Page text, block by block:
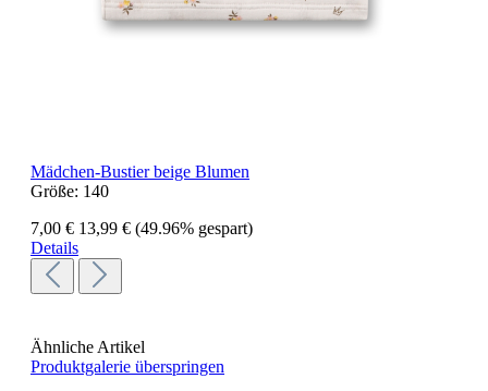
Mädchen-Bustier beige Blumen
Größe: 140
7,00 € 13,99 € (49.96% gespart)
Details
Ähnliche Artikel
Produktgalerie überspringen